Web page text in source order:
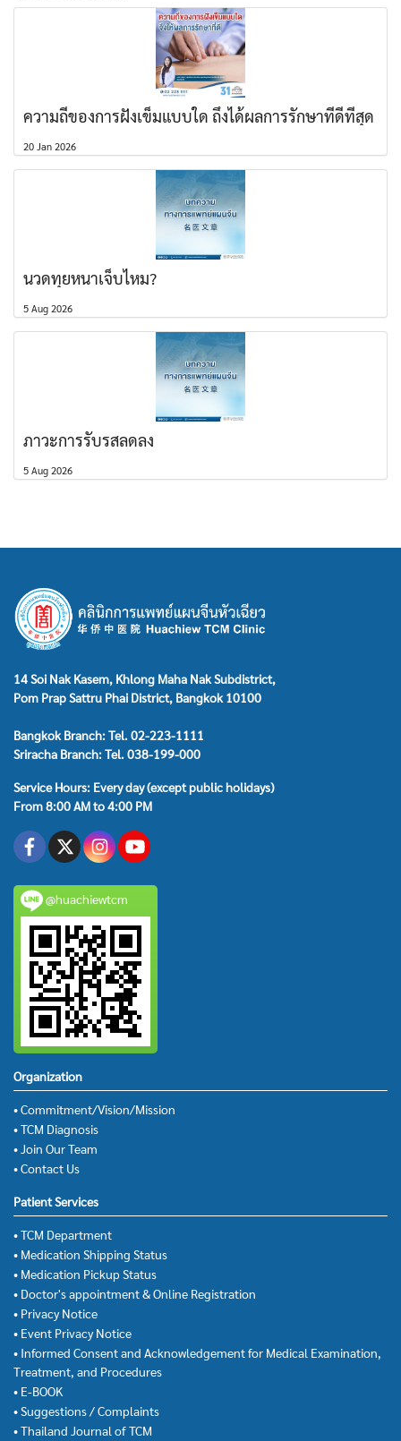
ความถี่ของการฝังเข็มแบบใด ถึงได้ผลการรักษาที่ดีที่สุด
20 Jan 2026
นวดทุยหนาเจ็บไหม?
5 Aug 2026
ภาวะการรับรสลดลง
5 Aug 2026
14 Soi Nak Kasem, Khlong Maha Nak Subdistrict,
Pom Prap Sattru Phai District, Bangkok 10100
Bangkok Branch: Tel. 02-223-1111
Sriracha Branch: Tel. 038-199-000
Service Hours: Every day (except public holidays)
From 8:00 AM to 4:00 PM
@huachiewtcm
Organization
• Commitment/Vision/Mission
• TCM Diagnosis
• Join Our Team
• Contact Us
Patient Services
• TCM Department
• Medication Shipping Status
• Medication Pickup Status
• Doctor's appointment & Online Registration
• Privacy Notice
• Event Privacy Notice
• Informed Consent and Acknowledgement for Medical Examination,
Treatment, and Procedures
• E-BOOK
• Suggestions / Complaints
• Thailand Journal of TCM